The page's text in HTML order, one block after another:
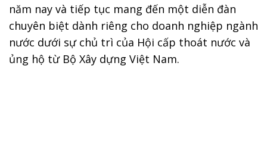
năm nay và tiếp tục mang đến một diễn đàn
chuyên biệt dành riêng cho doanh nghiệp ngành
nước dưới sự chủ trì của Hội cấp thoát nước và
ủng hộ từ Bộ Xây dựng Việt Nam.